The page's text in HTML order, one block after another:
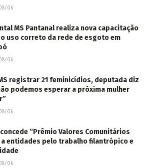
06
MS Pantanal realiza nova capacitação
uso correto da rede de esgoto em
06
registrar 21 feminicídios, deputada diz
podemos esperar a próxima mulher
06
“Prêmio Valores Comunitários
a entidades pelo trabalho filantrópico e
06